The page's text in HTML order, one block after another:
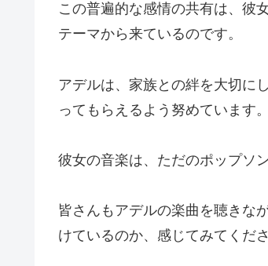
この普遍的な感情の共有は、彼
テーマから来ているのです。
アデルは、家族との絆を大切に
ってもらえるよう努めています。
彼女の音楽は、ただのポップソ
皆さんもアデルの楽曲を聴きな
けているのか、感じてみてくださ